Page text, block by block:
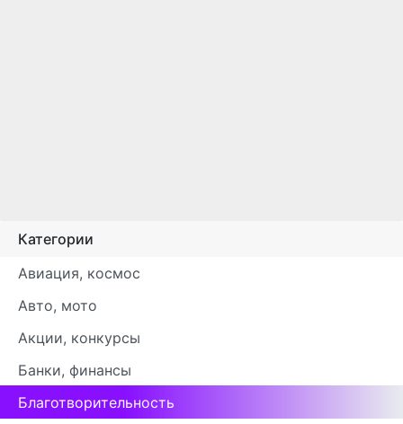
Категории
Авиация, космос
Авто, мото
Акции, конкурсы
Банки, финансы
Благотворительность